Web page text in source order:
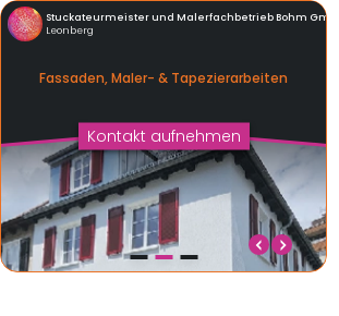
Fassaden, Maler- & Tapezier­arbeiten
Kontakt aufnehmen
Stuckateurmeister und Malerfachbetrieb Bohm GmbH
Leonberg